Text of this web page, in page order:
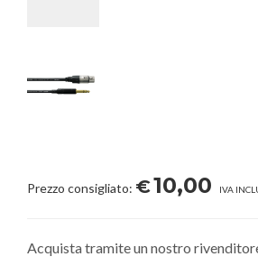
Prezzo consigliato: €10,00 IVA
Acquista tramite un nostro